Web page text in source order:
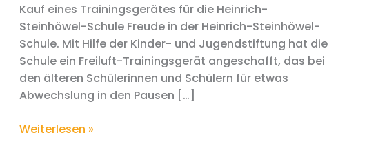
Kauf eines Trainingsgerätes für die Heinrich-
Steinhöwel-Schule Freude in der Heinrich-Steinhöwel-
Schule. Mit Hilfe der Kinder- und Jugendstiftung hat die
Schule ein Freiluft-Trainingsgerät angeschafft, das bei
den älteren Schülerinnen und Schülern für etwas
Abwechslung in den Pausen […]
Bewegung
Weiterlesen »